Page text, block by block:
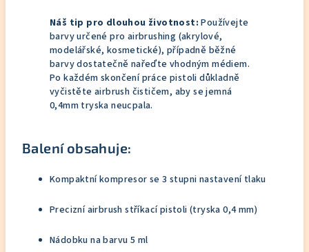
Náš tip pro dlouhou životnost: Používejte
barvy určené pro airbrushing (akrylové,
modelářské, kosmetické), případně běžné
barvy dostatečně nařeďte vhodným médiem.
Po každém skončení práce pistoli důkladně
vyčistěte airbrush čističem, aby se jemná
0,4mm tryska neucpala.
Balení obsahuje:
Kompaktní kompresor se 3 stupni nastavení tlaku
Precizní airbrush stříkací pistoli (tryska 0,4 mm)
Nádobku na barvu 5 ml